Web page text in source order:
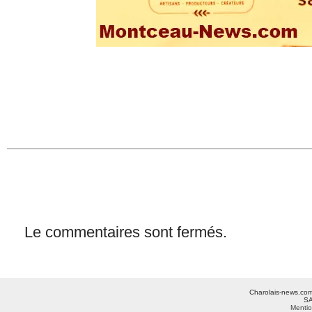
Le commentaires sont fermés.
Charolais-